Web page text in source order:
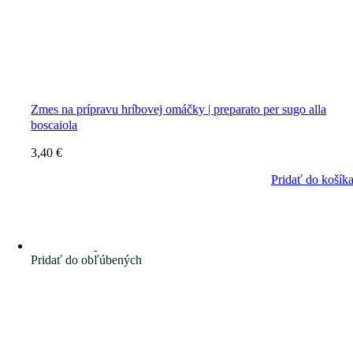
Zmes na prípravu hríbovej omáčky | preparato per sugo alla
boscaiola
3,40€
Pridať do košíka
Pridať do obľúbených